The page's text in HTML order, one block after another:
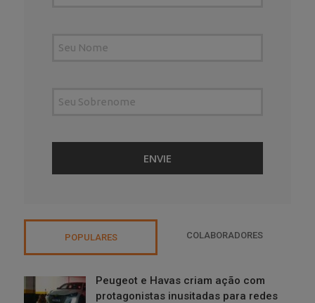
POPULARES COLABORADORES
Peugeot e Havas criam ação com
protagonistas inusitadas para redes